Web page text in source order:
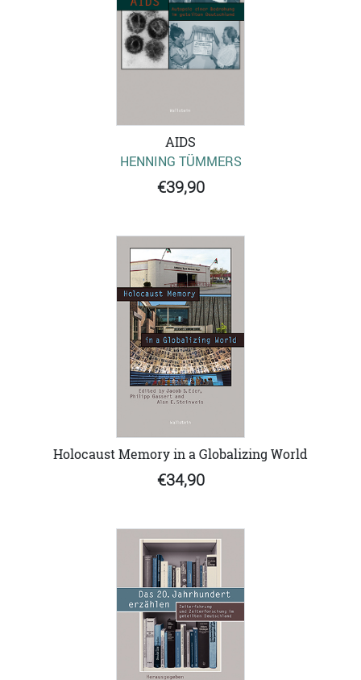
AIDS
HENNING TÜMMERS
€39,90
Holocaust Memory in a Globalizing World
€34,90